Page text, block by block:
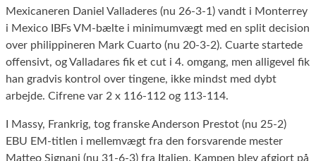
Mexicaneren Daniel Valladeres (nu 26-3-1) vandt i Monterrey
i Mexico IBFs VM-bælte i minimumvægt med en split decision
over philippineren Mark Cuarto (nu 20-3-2). Cuarte startede
offensivt, og Valladares fik et cut i 4. omgang, men alligevel fik
han gradvis kontrol over tingene, ikke mindst med dybt
arbejde. Cifrene var 2 x 116-112 og 113-114.
I Massy, Frankrig, tog franske Anderson Prestot (nu 25-2)
EBU EM-titlen i mellemvægt fra den forsvarende mester
Matteo Signani (nu 31-6-3) fra Italien. Kampen blev afgjort på